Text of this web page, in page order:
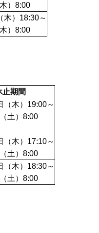
）8:00
木）18:30～
）8:00
止期間
（木）19:00～
土）8:00
（木）17:10～
土）8:00
（木）18:30～
土）8:00